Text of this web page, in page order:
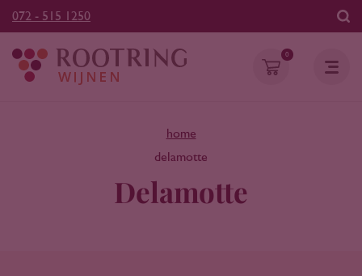
072 - 515 1250
0
home
delamotte
Delamotte